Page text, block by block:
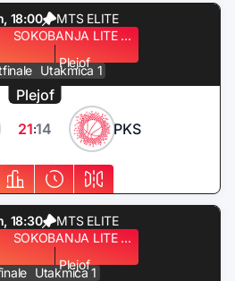
18:00
MTS ELITE
SOKOBANJA LITE QUEST
Plejof
Utakmica 1
21:14 PKS
Plejof
18:30
MTS ELITE
SOKOBANJA LITE QUEST
Plejof
Utakmica 1